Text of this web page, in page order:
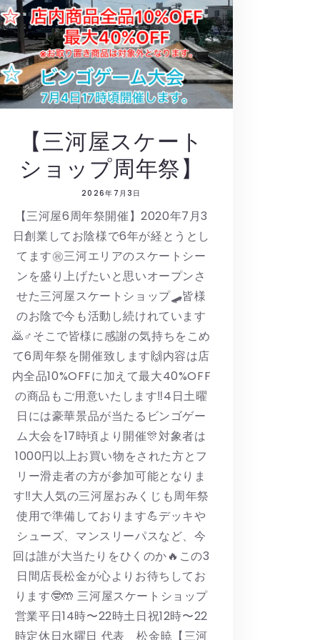
【三河屋スケート
ショップ周年祭】
2026年7月3日
【三河屋6周年祭開催】2020年7月3
日創業してお陰様で6年が経とうとし
てます㊗️三河エリアのスケートシー
ンを盛り上げたいと思いオープンさ
せた三河屋スケートショップ🛹皆様
のお陰で今も活動し続けれています
🙇♂️そこで皆様に感謝の気持ちをこめ
て6周年祭を開催致します🙌内容は店
内全品10%OFFに加えて最大40%OFF
の商品もご用意いたします‼️4日土曜
日には豪華景品が当たるビンゴゲー
ム大会を17時頃より開催🎊対象者は
1000円以上お買い物をされた方とフ
リー滑走者の方が参加可能となりま
す‼️大人気の三河屋おみくじも周年祭
使用で準備しております💪デッキや
シューズ、マンスリーパスなど、今
回は誰が大当たりをひくのか🔥この3
日間店長松金が心よりお待ちしてお
ります🤓🤲 三河屋スケートショップ
営業平日14時〜22時土日祝12時〜22
時定休日水曜日 代表 松金暁【三河